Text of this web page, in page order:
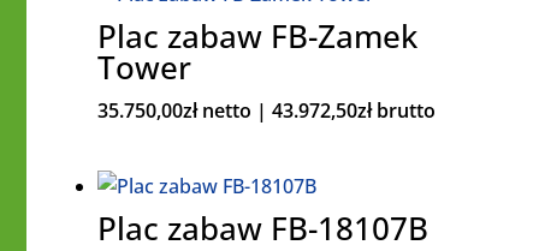
Plac zabaw FB-Zamek
Tower
35.750,00zł netto | 43.972,50złbrutto
Plac zabaw FB-18107B